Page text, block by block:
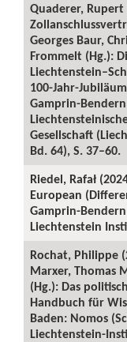
Quaderer, Rupert
Georges Baur,
Frommelt (Hg.):
100-Jahr-
Gamprin-
Gesellschaft
Bd. 64), S. 37–60.
Riedel, Rafał
European
Gamprin-
Liechtenstein
Rochat, Philippe
Marxer, Thomas
(Hg.): Das
Handbuch für
Baden: Nomos
Liechtenstein-